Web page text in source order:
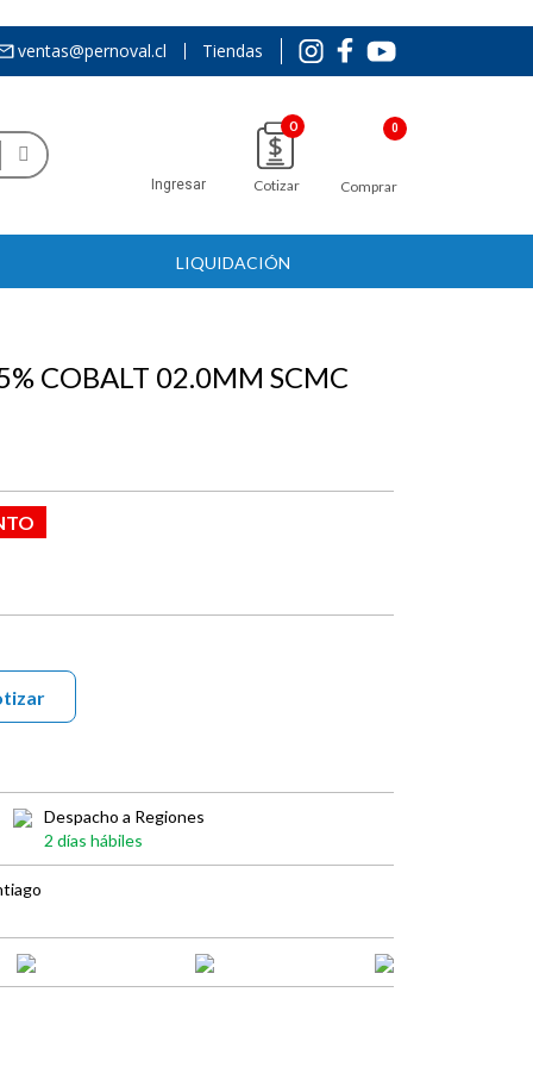
ventas@pernoval.cl Tiendas
Ingresar
0
Cotizar Comprar
LIQUIDACIÓN
COBALT 02.0MM SCMC
Despacho a Regiones
2 días hábiles